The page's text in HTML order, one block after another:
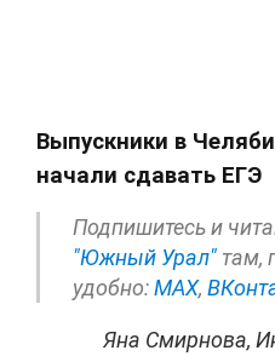
Выпускники в
начали сдавать ЕГЭ
Подпишитесь и
"Южный Урал" там,
удобно:МАХ,
Яна Смирнова,